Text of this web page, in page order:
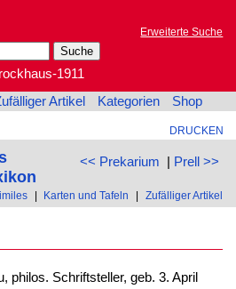
Erweiterte Suche
1911
Artikel Kategorien Shop
DRUCKEN
<< Prekarium | Prell >>
Karten und Tafeln Zufälliger Artikel
philos. Schriftsteller, geb. 3. April